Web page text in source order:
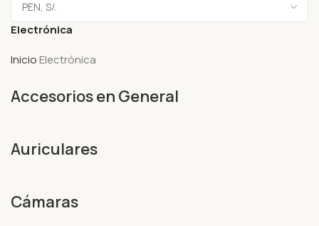
Electrónica
Inicio Electrónica
Accesorios en General
Auriculares
Cámaras